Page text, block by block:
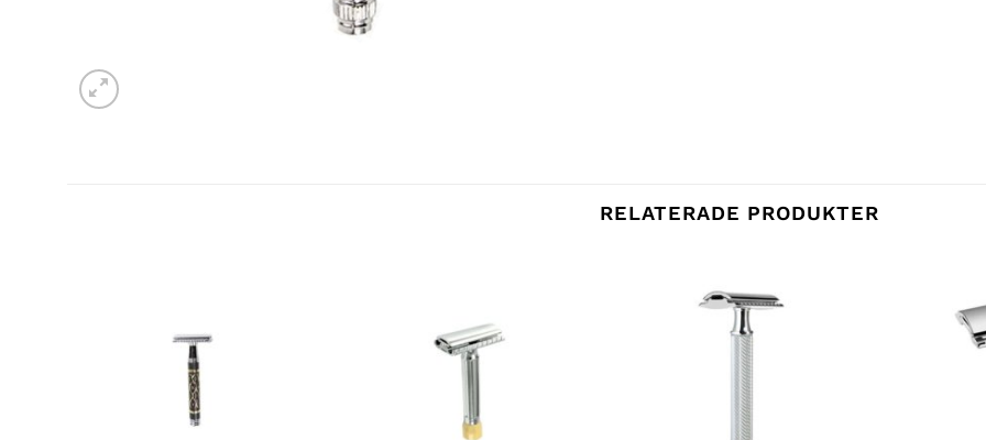
RELATERADE PRODUKTER